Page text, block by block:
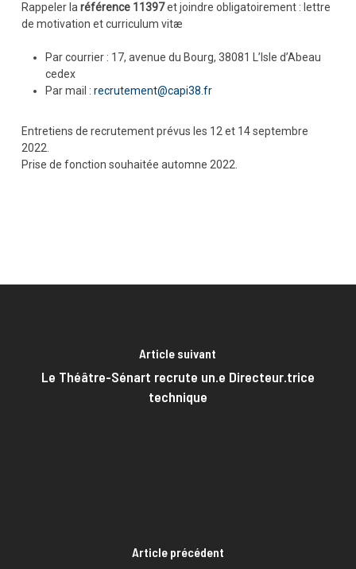
Rappeler la référence 11397et joindre obligatoirement : lettre
de motivation et curriculum vitæ
Par courrier : 17, avenue du Bourg, 38081 L’Isle d’Abeau
cedex
Par mail : recrutement@capi38.fr
Entretiens de recrutement prévus les 12 et 14 septembre
2022.
Prise de fonction souhaitée automne 2022.
Article suivant
Le Théâtre-Sénart recrute un.e Directeur.trice
technique
Article précédent